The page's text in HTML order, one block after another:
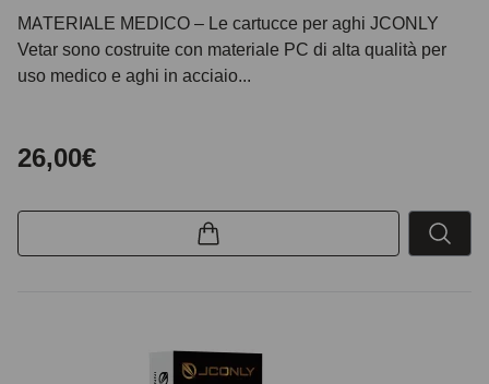
MATERIALE MEDICO – Le cartucce per aghi JCONLY
Vetar sono costruite con materiale PC di alta qualità per
uso medico e aghi in acciaio...
26,00€